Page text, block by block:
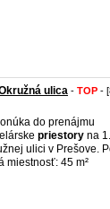
ulica - TOP -
do prenájmu
priestory na 1.
ulici v Prešove.
miestnosť: 45 m²